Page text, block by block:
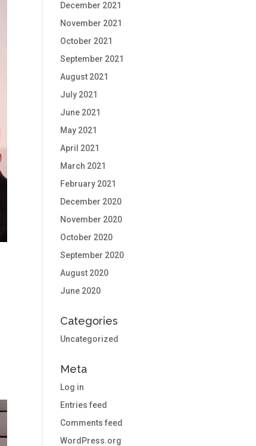
December 2021
November 2021
October 2021
September 2021
August 2021
July 2021
June 2021
May 2021
April 2021
March 2021
February 2021
December 2020
November 2020
October 2020
September 2020
August 2020
June 2020
Categories
Uncategorized
Meta
Log in
Entries feed
Comments feed
WordPress.org